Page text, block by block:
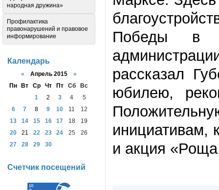
Победы в
рассказал
юбилею,
инициативам,
и акция
народная дружина»
Профилактика
правонарушений и правовое
информирование
Календарь
« Апрель 2015 »
Пн
Вт Ср Чт Пт Сб
Вс
1
2 3 4
5
6
7 8 9 10 11
12
13
14 15 16 17 18
19
20
21 22 23 24 25
26
27
28 29 30
Счетчик посещений